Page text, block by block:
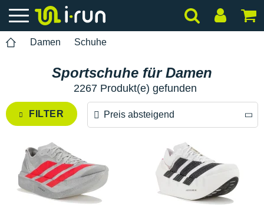
Damen Schuhe
Sportschuhe für Damen
2267 Produkt(e) gefunden
FILTER Preis absteigend
Preis aufsteigend